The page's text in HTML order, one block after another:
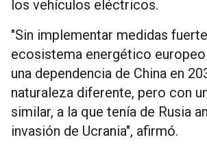
los vehículos eléctricos.
"Sin implementar medidas
ecosistema energético
una dependencia de China en
naturaleza diferente, pero con
similar, a la que tenía de Rusia
invasión de Ucrania", afirmó.